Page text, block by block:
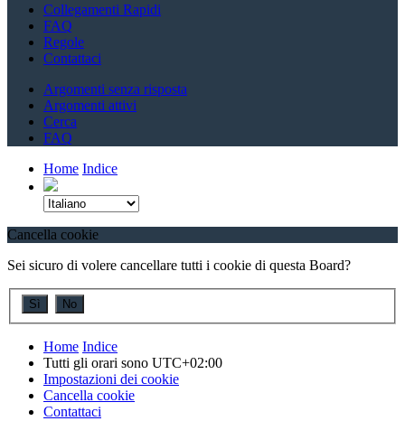
Collegamenti Rapidi
FAQ
Regole
Contattaci
Argomenti senza risposta
Argomenti attivi
Cerca
FAQ
Home Indice
Cancella cookie
Sei sicuro di volere cancellare tutti i cookie di questa Board?
Home Indice
Tutti gli orari sono UTC+02:00
Impostazioni dei cookie
Cancella cookie
Contattaci